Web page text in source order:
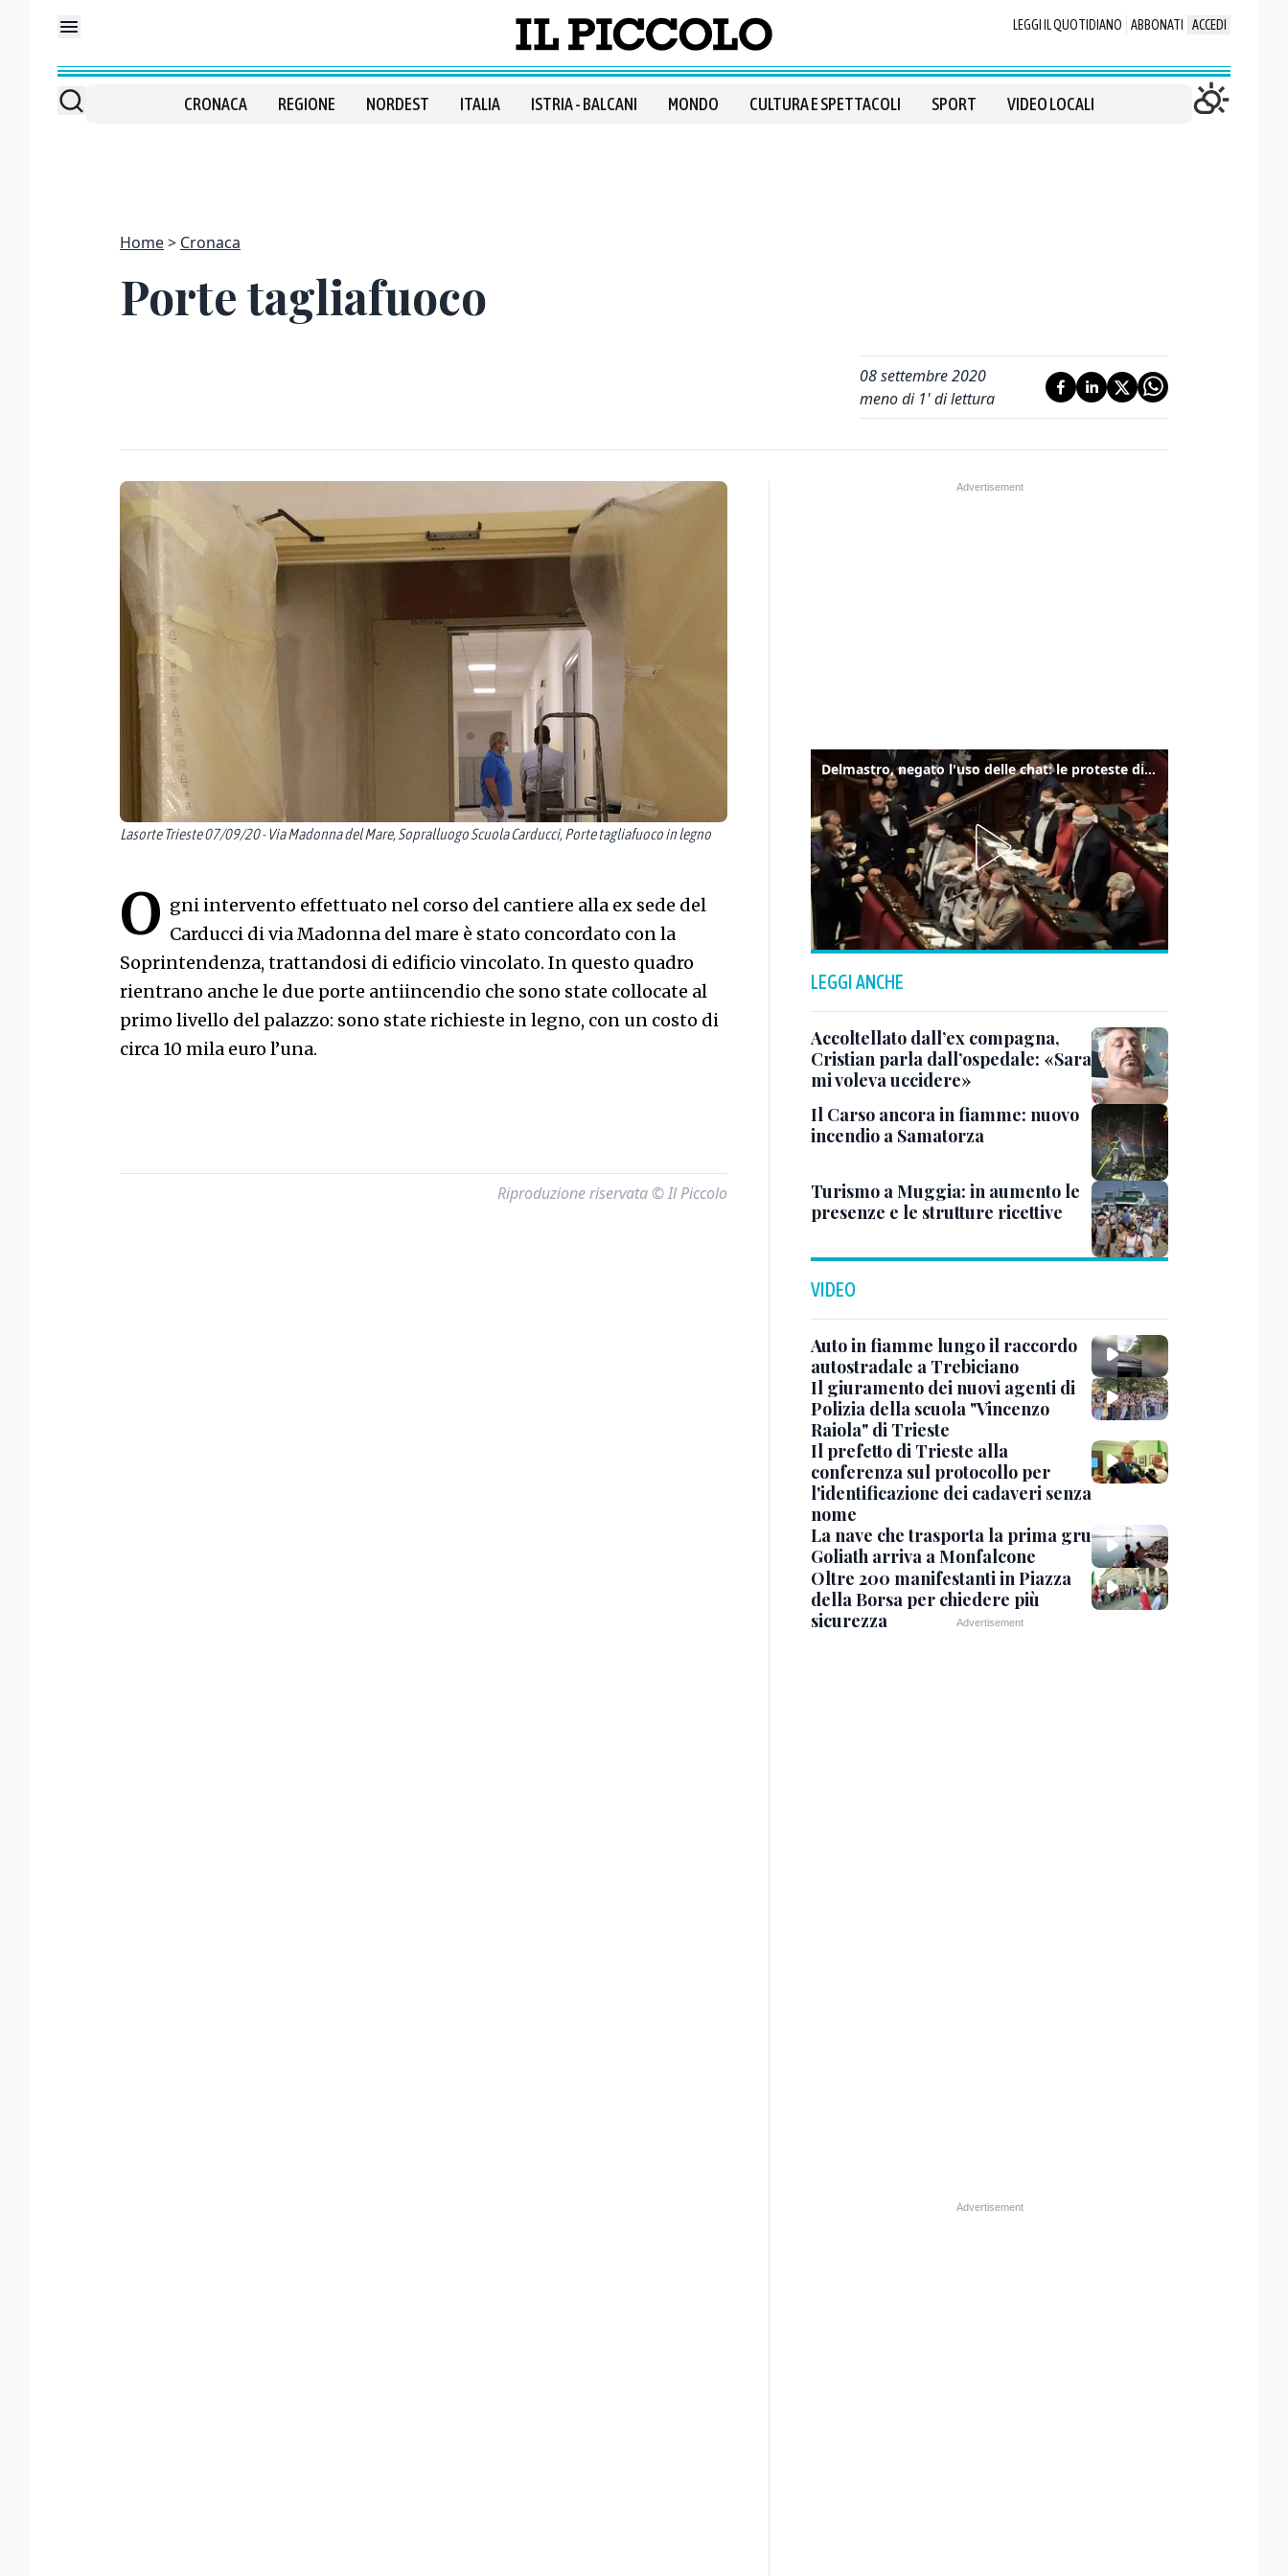
LEGGI IL QUOTIDIANO ABBONATI ACCEDI
CRONACA REGIONE NORDEST ITALIA ISTRIA - BALCANI MONDO CULTURA E SPETTACOLI SPORT VIDEO LOCALI
Home Cronaca
Porte tagliafuoco
08 settembre 2020
meno di 1' di lettura
Lasorte Trieste 07/09/20 - Via Madonna del Mare, Sopralluogo Scuola Carducci, Porte tagliafuoco in legno
O gni intervento effettuato nel corso del cantiere alla ex sede del
Carducci di via Madonna del mare è stato concordato con la
Soprintendenza, trattandosi di edificio vincolato. In questo quadro
rientrano anche le due porte antiincendio che sono state collocate al
primo livello del palazzo: sono state richieste in legno, con un costo di
circa 10 mila euro l’una.
Riproduzione riservata © Il Piccolo
Delmastro, negato l'uso delle chat: le proteste di Avs e M5s
LEGGI ANCHE
Accoltellato dall’ex compagna,
Cristian parla dall’ospedale: «Sara
mi voleva uccidere»
Il Carso ancora in fiamme: nuovo
incendio a Samatorza
Turismo a Muggia: in aumento le
presenze e le strutture ricettive
VIDEO
Auto in fiamme lungo il raccordo
autostradale a Trebiciano
Il giuramento dei nuovi agenti di
Polizia della scuola "Vincenzo
Raiola" di Trieste
Il prefetto di Trieste alla
conferenza sul protocollo per
l'identificazione dei cadaveri senza
nome
La nave che trasporta la prima gru
Goliath arriva a Monfalcone
Oltre 200 manifestanti in Piazza
della Borsa per chiedere più
sicurezza